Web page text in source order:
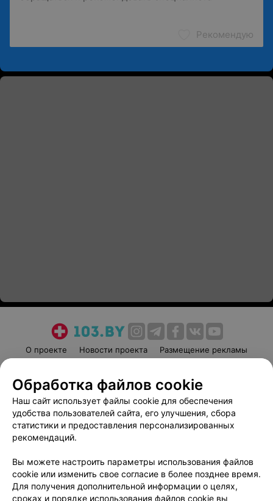
Рекомендую
О проекте Новости проекта
Размещение рекламы
Пользовательское соглашение
Способы оплаты
Вакансии
Партнеры
Написать руководителю 103.by
Обработка персональных данных
Обработка файлов cookie
Наш сайт использует файлы cookie для обеспечения
удобства пользователей сайта, его улучшения, сбора
статистики и предоставления персонализированных
рекомендаций.
Вы можете настроить параметры использования файлов
cookie или изменить свое согласие в более позднее время.
Для получения дополнительной информации о целях,
сроках и порядке использования файлов cookie вы